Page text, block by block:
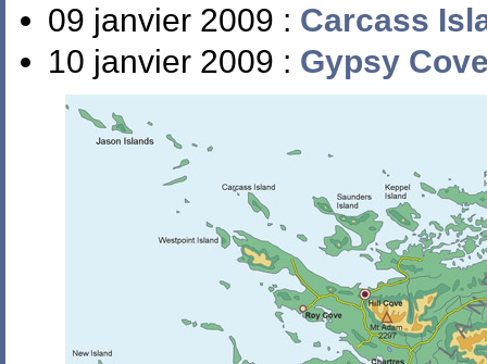
09 janvier 2009 : Carcass
10 janvier 2009 : Gypsy